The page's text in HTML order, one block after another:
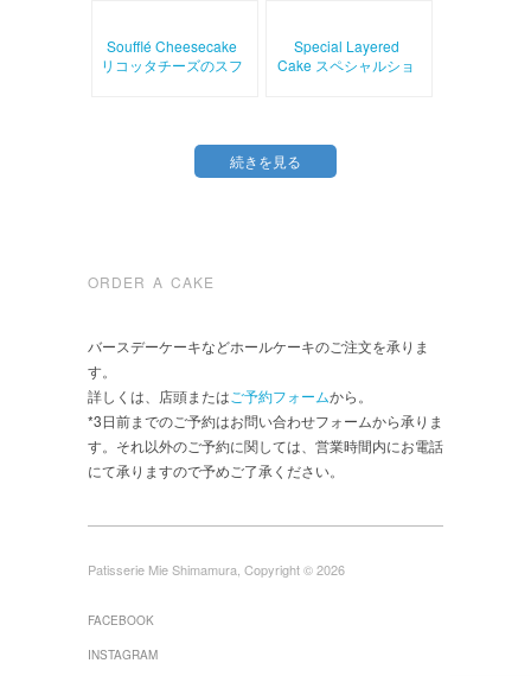
Soufflé Cheesecake
リコッタチーズのスフ
Special Layered
Cake スペシャルショ
続きを見る
ORDER A CAKE
バースデーケーキなどホールケーキのご注文を承りま
す。
詳しくは、店頭またはご予約フォームから。
*3日前までのご予約はお問い合わせフォームから承りま
す。それ以外のご予約に関しては、営業時間内にお電話
にて承りますので予めご了承ください。
Patisserie Mie Shimamura, Copyright © 2026
FACEBOOK
INSTAGRAM